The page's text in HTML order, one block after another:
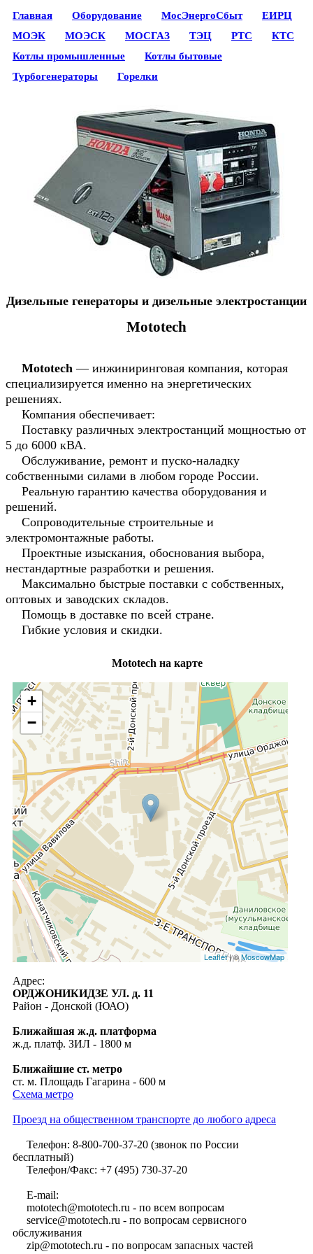
Главная Оборудование МосЭнергоСбыт
ЕИРЦ
МОЭК
МОЭСК МОСГАЗ ТЭЦ РТС
КТС
Котлы промышленные
Котлы бытовые
Турбогенераторы
Горелки
Дизельные генераторы и дизельные электростанции
Mototech
Mototech — инжиниринговая компания, которая
специализируется именно на энергетических
решениях.
Компания обеспечивает:
Поставку различных электростанций мощностью от
5 до 6000 кВА.
Обслуживание, ремонт и пуско-наладку
собственными силами в любом городе России.
Реальную гарантию качества оборудования и
решений.
Сопроводительные строительные и
электромонтажные работы.
Проектные изыскания, обоснования выбора,
нестандартные разработки и решения.
Максимально быстрые поставки с собственных,
оптовых и заводских складов.
Помощь в доставке по всей стране.
Гибкие условия и скидки.
Mototech на карте
+
−
Leaflet| ©MoscowMap
Адрес:
ОРДЖОНИКИДЗЕ УЛ. д. 11
Район - Донской (ЮАО)
Ближайшая ж.д. платформа
ж.д. платф. ЗИЛ - 1800 м
Ближайшие ст. метро
ст. м. Площадь Гагарина - 600 м
Схема метро
Проезд на общественном транспорте до любого адреса
Телефон: 8-800-700-37-20 (звонок по России
бесплатный)
Телефон/Факс: +7 (495) 730-37-20
E-mail:
mototech@mototech.ru - по всем вопросам
service@mototech.ru - по вопросам сервисного
обслуживания
zip@mototech.ru - по вопросам запасных частей